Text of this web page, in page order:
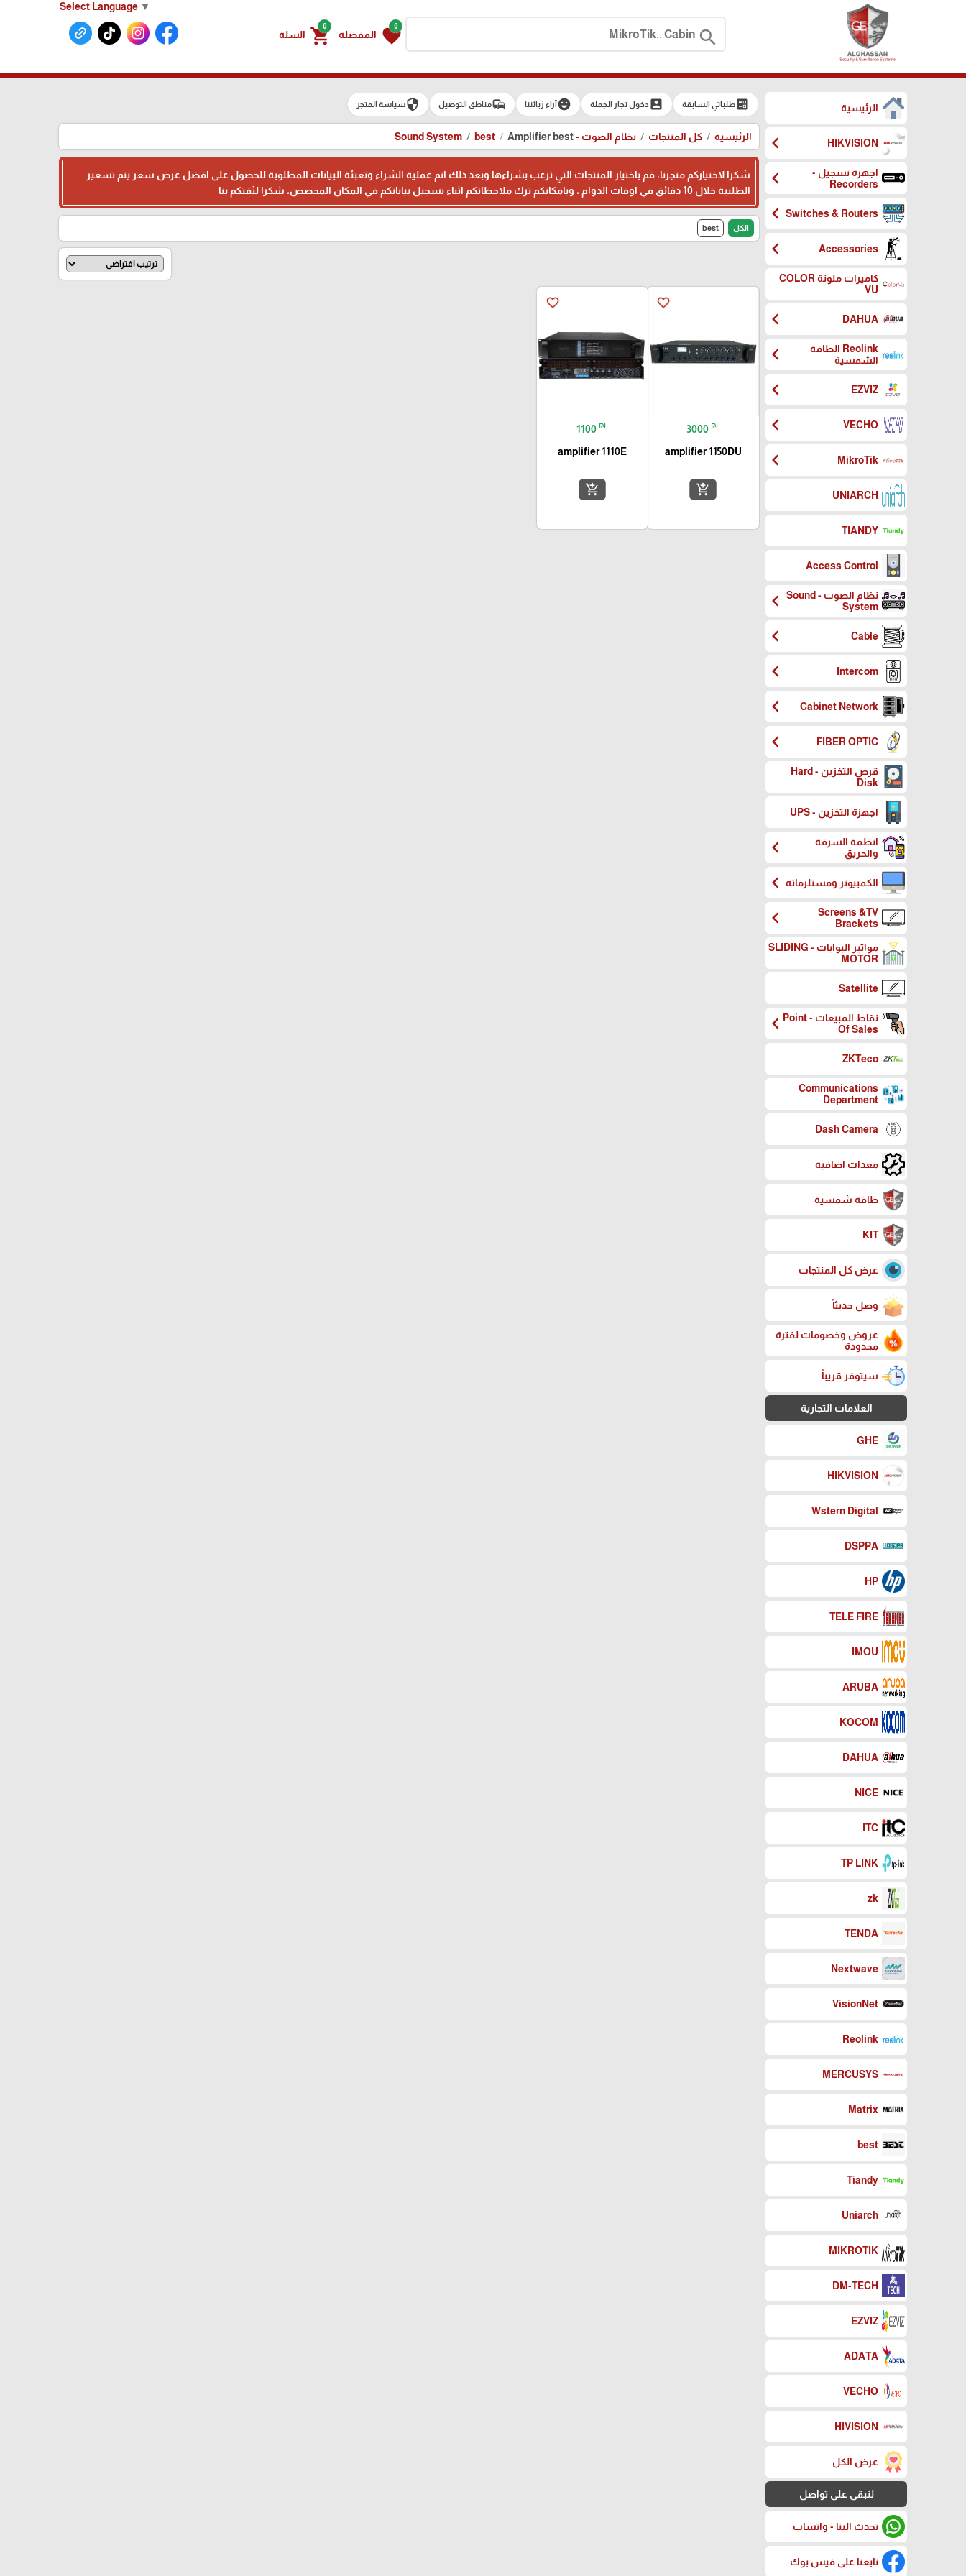
Select Language ▼
search
0
favorite المفضلة
0
shopping_cart السلة
الرئيسية
HIKVISION
chevron_left
اجهزة تسجيل -
Recorders
chevron_left
Switches & Routers
chevron_left
Accessories
chevron_left
كاميرات ملونة COLOR
VU
DAHUA
chevron_left
Reolink الطاقة
الشمسية
chevron_left
EZVIZ
chevron_left
VECHO
chevron_left
MikroTik
chevron_left
UNIARCH
TIANDY
Access Control
نظام الصوت - Sound
System
chevron_left
Cable
chevron_left
Intercom
chevron_left
Cabinet Network
chevron_left
FIBER OPTIC
chevron_left
قرص التخزين - Hard
Disk
اجهزة التخزين - UPS
انظمة السرقة
والحريق
chevron_left
الكمبيوتر ومستلزماتهchevron_left
Screens &TV
Brackets
chevron_left
مواتير البوابات - SLIDING
MOTOR
Satellite
نقاط المبيعات - Point
Of Sales
chevron_left
ZKTeco
Communications
Department
Dash Camera
معدات اضافية
طاقة شمسية
KIT
عرض كل المنتجات
وصل حديثاً
عروض وخصومات لفترة
محدودة
سيتوفر قريباً
العلامات التجارية
GHE
HIKVISION
Wstern Digital
DSPPA
HP
TELE FIRE
IMOU
ARUBA
KOCOM
DAHUA
NICE
ITC
TP LINK
zk
TENDA
Nextwave
VisionNet
Reolink
MERCUSYS
Matrix
best
Tiandy
Uniarch
MIKROTIK
DM-TECH
EZVIZ
ADATA
VECHO
HIVISION
عرض الكل
لنبقى على تواصل
تحدث الينا - واتساب
تابعنا على فيس بوك
ballotطلباتي السابقة account_boxدخول تجار الجملة emoji_emotionsآراء زبائننا commuteمناطق التوصيل securityسياسة المتجر
الرئيسية كل المنتجات نظام الصوت - Sound System best Amplifier best
شكرا لاختياركم متجرنا، قم باختيار المنتجات التي ترغب بشراءها وبعد ذلك اتم عملية الشراء وتعبئة البيانات المطلوبة للحصول على افضل عرض سعر يتم تسعير
الطلبية خلال 10 دقائق في اوقات الدوام ، وبامكانكم ترك ملاحظاتكم اثناء تسجيل بياناتكم في المكان المخصص، شكرا لثقتكم بنا
الكل best
favorite_border
3000 ₪
amplifier 1150DU
add_shopping_cart
favorite_border
1100 ₪
amplifier 1110E
add_shopping_cart